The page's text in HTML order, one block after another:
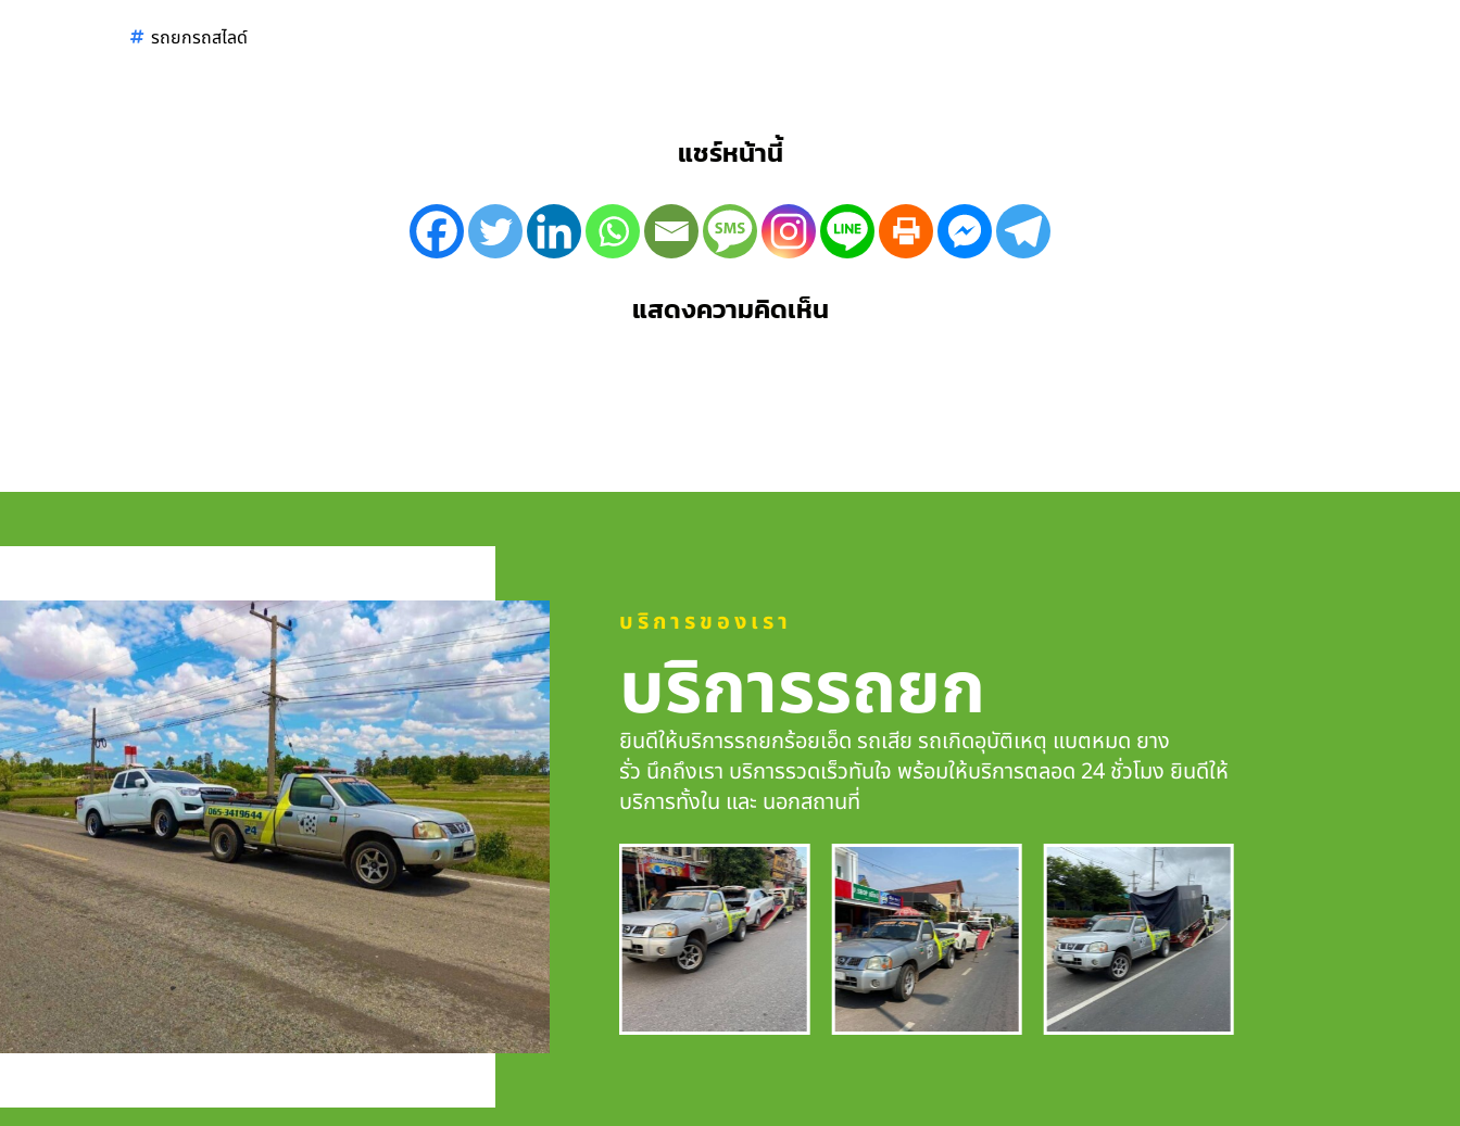
รถยกรถสไลด์
แชร์หน้านี้
แสดงความคิดเห็น
บริการของเรา
บริการรถยก
ยินดีให้บริการรถยกร้อยเอ็ด รถเสีย รถเกิดอุบัติเหตุ แบตหมด ยาง
รั่ว นึกถึงเรา บริการรวดเร็วทันใจ พร้อมให้บริการตลอด 24 ชั่วโมง ยินดีให้
บริการทั้งใน และ นอกสถานที่